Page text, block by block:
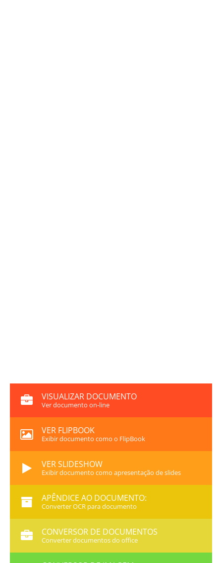
VISUALIZAR DOCUMENTO
Ver documento on-line
VER FLIPBOOK
Exibir documento como o FlipBook
VER SLIDESHOW
Exibir documento como apresentação de slides
APÊNDICE AO DOCUMENTO:
Converter OCR para documento
CONVERSOR DE DOCUMENTOS
Converter documentos do office